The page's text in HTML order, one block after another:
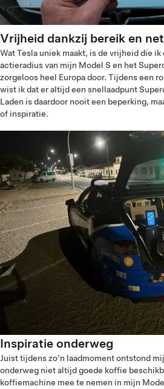
Vrijheid dankzij bereik en
Wat Tesla uniek maakt, is de vrijheid die ik
actieradius van mijn Model S en het
zorgeloos heel Europa door. Tijdens een
wist ik dat er altijd een snellaadpunt
Laden is daardoor nooit een beperking,
of inspiratie.
Inspiratie onderweg
Juist tijdens zo’n laadmoment ontstond
onderweg niet altijd goede koffie
koffiemachine mee te nemen in mijn